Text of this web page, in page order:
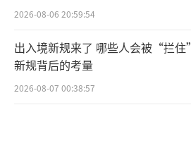
2026-08-06 20:59:54
出入境新规来了 哪些人会被“拦住”
新规背后的考量
2026-08-07 00:38:57